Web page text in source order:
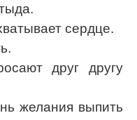
сердце.
друг другу
желания выпить